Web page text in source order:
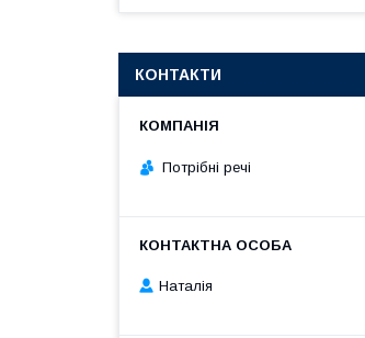
КОНТАКТИ
Потрібні речі
Наталія